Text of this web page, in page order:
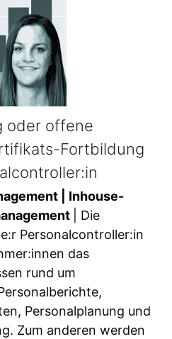
oder offene
Fortbildung
| Inhouse-
| Die
Personalcontroller:in
das
rund um
Personalplanung und
Zum anderen werden